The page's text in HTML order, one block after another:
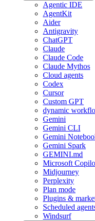
Agentic IDE
AgentKit
Aider
Antigravity
ChatGPT
Claude
Claude Code
Claude Mythos
Cloud agents
Codex
Cursor
Custom GPT
dynamic
Gemini
Gemini CLI
Gemini
Gemini Spark
GEMINI.md
Microsoft
Midjourney
Perplexity
Plan mode
Plugins &
Scheduled
Windsurf